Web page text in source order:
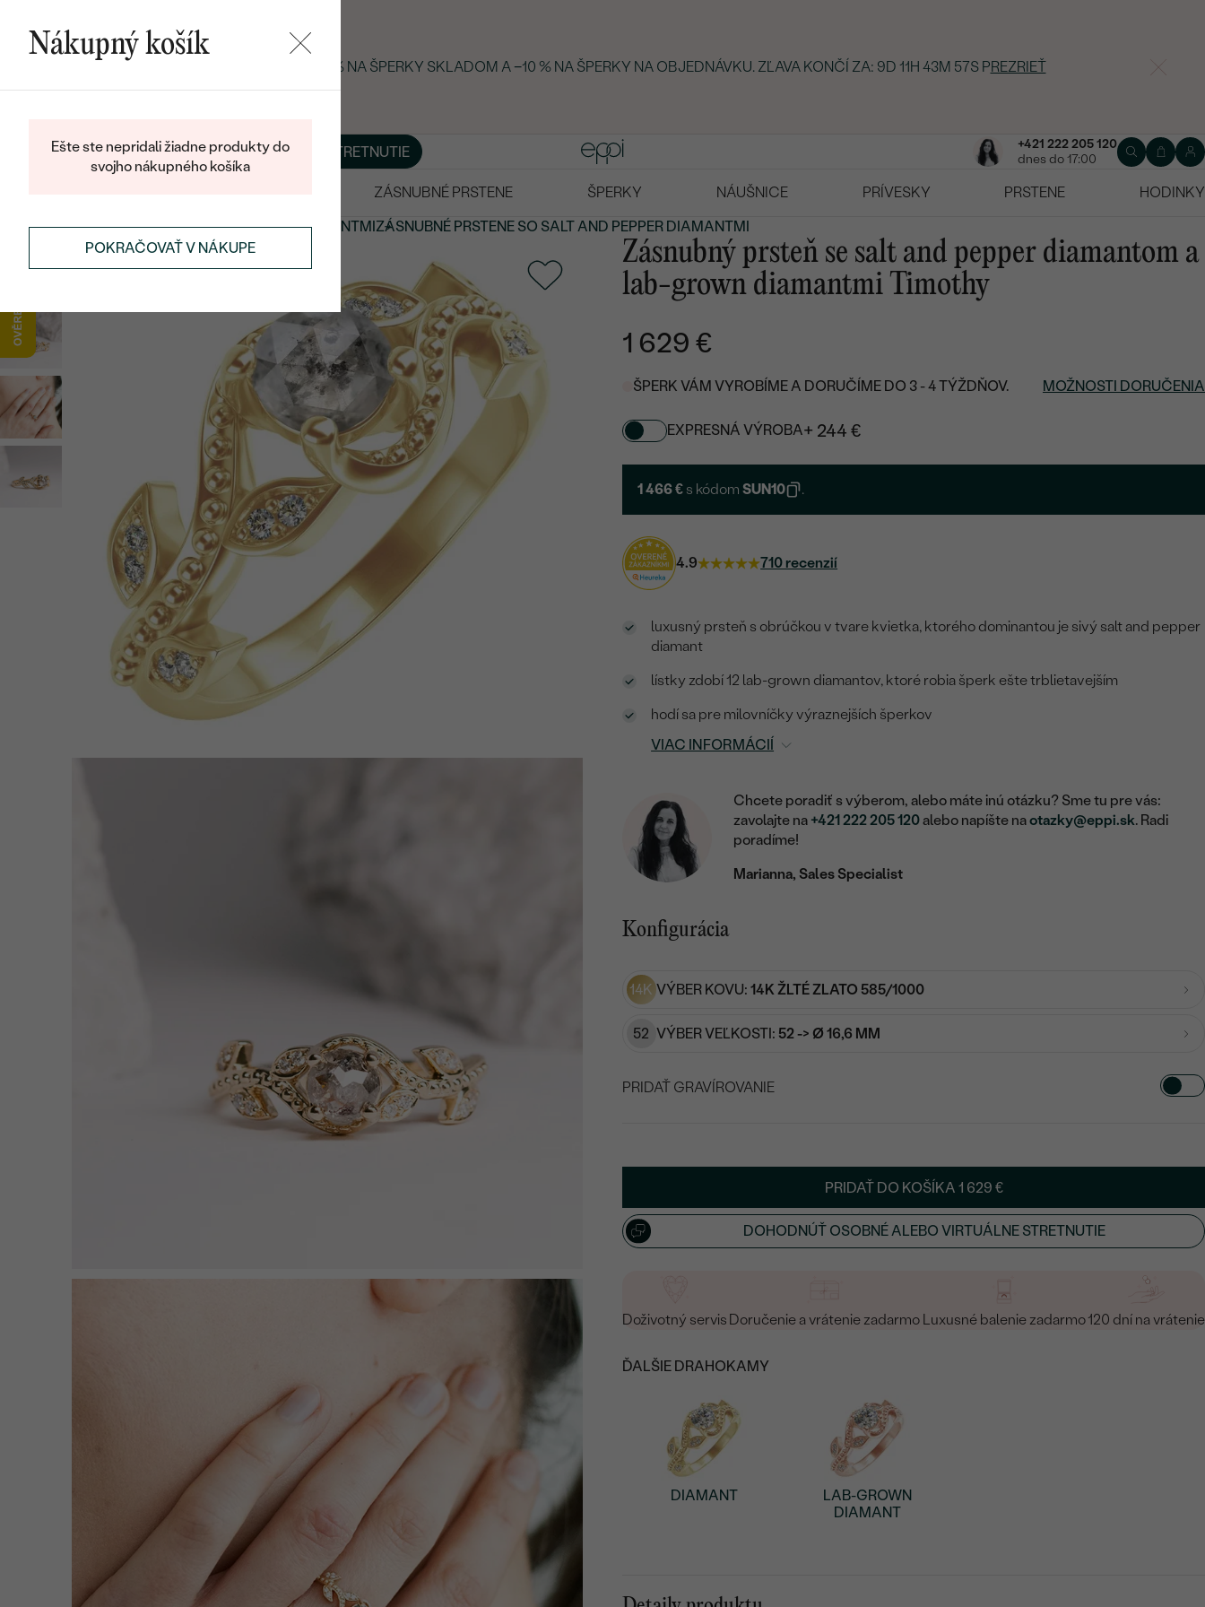
LETNÝ BLACK FRIDAY: −25 % NA ŠPERKY SKLADOM A −10 % NA ŠPERKY NA OBJEDNÁVKU. ZĽAVA KONČÍ ZA: 9D 11H 43M 56S PREZRIEŤ
BLOGŠPERKY NA MIERU DOHODNÚŤ STRETNUTIE
+421 222 205 120
dnes do 17:00
ZÁSNUBNÉ PRSTENE ŠPERKY NÁUŠNICE PRÍVESKY PRSTENE
HODINKY
ZÁSNUBNÉ PRSTENEZÁSNUBNÉ PRSTENE S DIAMANTMI ZÁSNUBNÉ PRSTENE SO SALT AND PEPPER DIAMANTMI
Zásnubný prsteň se salt and pepper diamantom a
lab-grown diamantmi Timothy
1 629 €
ŠPERK VÁM VYROBÍME A DORUČÍME DO 3 - 4 TÝŽDŇOV. MOŽNOSTI DORUČENIA
EXPRESNÁ VÝROBA+ 244 €
1 466 € s kódomSUN10 .
4.9 710 recenzií
luxusný prsteň s obrúčkou v tvare kvietka, ktorého dominantou je sivý salt and pepper
diamant
lístky zdobí 12 lab-grown diamantov, ktoré robia šperk ešte trblietavejším
hodí sa pre milovníčky výraznejších šperkov
VIAC INFORMÁCIÍ
Chcete poradiť s výberom, alebo máte inú otázku? Sme tu pre vás:
zavolajte na +421 222 205 120alebo napíšte naotazky@eppi.sk. Radi
poradíme!
Marianna, Sales Specialist
Konfigurácia
14K VÝBER KOVU: 14K ŽLTÉ ZLATO 585/1000
52 VÝBER VEĽKOSTI: 52 -> Ø 16,6 MM
PRIDAŤ GRAVÍROVANIE
Napíšte iniciály/text
PRIDAŤ DO KOŠÍKA 1 629 €
DOHODNÚŤ OSOBNÉ ALEBO VIRTUÁLNE STRETNUTIE
Doživotný servis Doručenie a vrátenie zadarmo Luxusné balenie zadarmo120 dní na vrátenie
ĎALŠIE DRAHOKAMY
DIAMANT
LAB-GROWN
DIAMANT
Nákupný košík
Ešte ste nepridali žiadne produkty do
svojho nákupného košíka
POKRAČOVAŤ V NÁKUPE